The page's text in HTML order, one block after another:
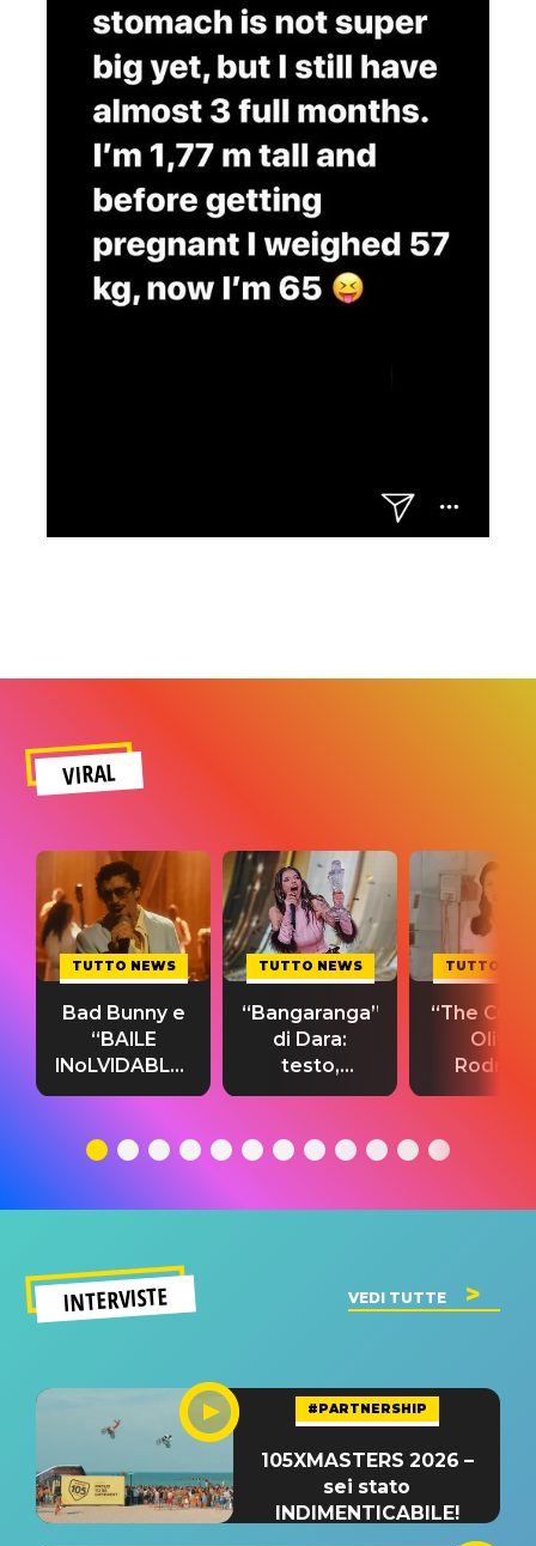
VIRAL
TUTTO NEWS
Bad Bunny e
“BAILE
INoLVIDABLE”:
testo,
significato
TUTTO NEWS
“Bangaranga”
di Dara:
testo,
traduzione e
del singolo
TUTTO
“The
Olivia
testo,
INTERVISTE VEDI TUTTE
#PARTNERSHIP
105XMASTERS 2026 –
sei stato
INDIMENTICABILE!